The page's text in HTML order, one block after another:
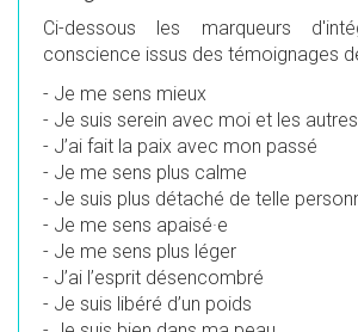
Ci-dessous les marqueurs
conscience issus des témoignages
- Je me sens mieux
- Je suis serein avec moi et les autres
- J’ai fait la paix avec mon passé
- Je me sens plus calme
- Je suis plus détaché de telle
- Je me sens apaisé·e
- Je me sens plus léger
- J’ai l’esprit désencombré
- Je suis libéré d’un poids